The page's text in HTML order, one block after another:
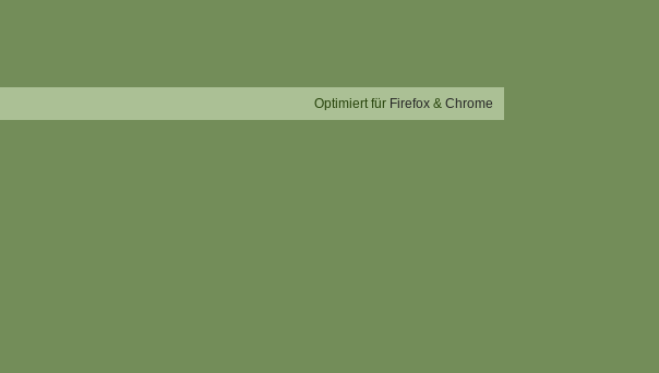
Optimiert für Firefox & Chrome